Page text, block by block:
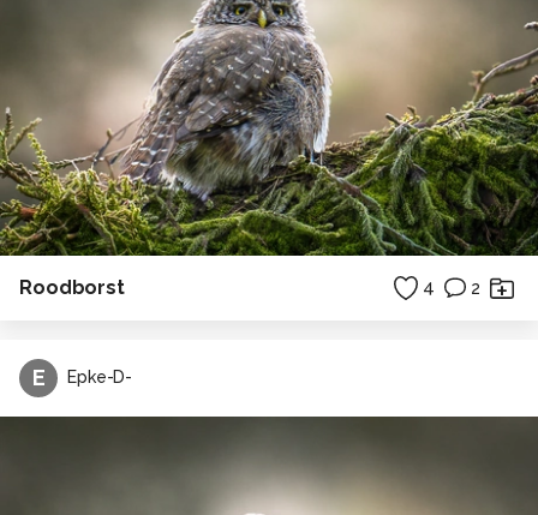
Roodborst 4 2
E Epke-D-